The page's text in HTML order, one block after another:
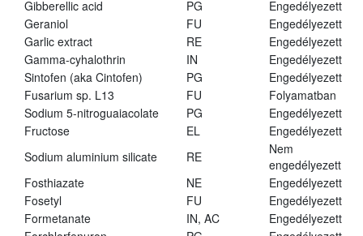
Gibberellic acid
PG
Engedélyezett
Geraniol
FU
Engedélyezett
Garlic extract
RE
Engedélyezett
Gamma-cyhalothrin
IN
Engedélyezett
Sintofen (aka Cintofen)
PG
Engedélyezett
Fusarium sp. L13
FU
Folyamatban
Sodium 5-nitroguaiacolate
PG
Engedélyezett
Fructose
EL
Engedélyezett
Sodium aluminium silicate
RE
Nem
engedélyezett
Fosthiazate
NE
Engedélyezett
Fosetyl
FU
Engedélyezett
Formetanate
IN, AC
Engedélyezett